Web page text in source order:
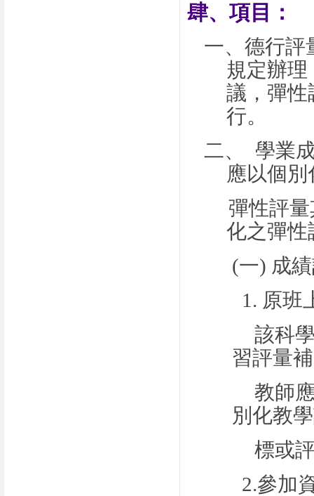
肆、項目：
一、德行評
規定辦
議，彈性
行。
二、
學業
應以個
彈性評
化之彈性
(一) 成
1. 原班
該科
習評量
教師
別化教
標或
2.參加